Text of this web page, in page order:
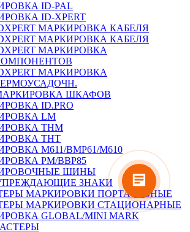
ID-PAL
ID-XPERT
МАРКИРОВКА КАБЕЛЯ
МАРКИРОВКА КАБЕЛЯ
МАРКИРОВКА
МАРКИРОВКА
ШКАФОВ
ID.PRO
LM
THM
THT
M611/BMP61/M610
PM/BBP85
ШИНЫ
ЗНАКИ
МАРКИРОВКИ ПОРТАТИВНЫЕ
МАРКИРОВКИ СТАЦИОНАРНЫЕ
GLOBAL/MINI MARK